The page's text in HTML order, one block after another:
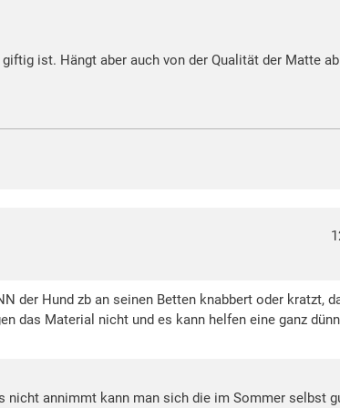
ist. Hängt aber auch von der Qualität der Matte
der Hund zb an seinen Betten knabbert oder kratzt,
das Material nicht und es kann helfen eine ganz
nicht annimmt kann man sich die im Sommer selbst